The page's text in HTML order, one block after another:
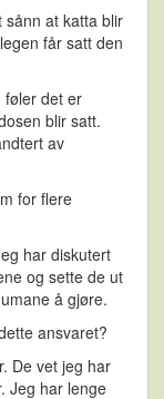
sånn at katta blir
får satt den
føler det er
blir satt.
av
for flere
har diskutert
og sette de ut
å gjøre.
ansvaret?
De vet jeg har
Jeg har lenge